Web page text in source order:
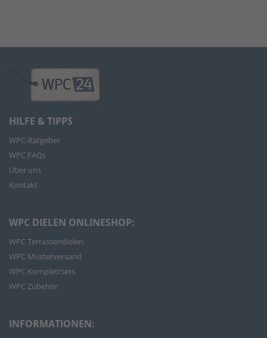
HILFE & TIPPS
WPC-Ratgeber
WPC FAQs
Über uns
Kontakt
WPC DIELEN ONLINESHOP:
WPC Terrassendielen
WPC Musterversand
WPC Komplettsets
WPC Zubehör
INFORMATIONEN: